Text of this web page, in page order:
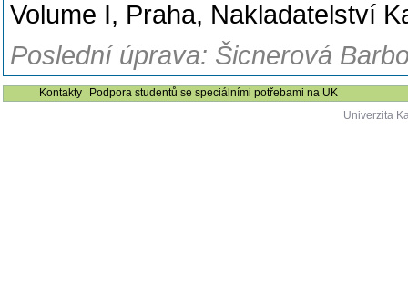
Volume I, Praha, Nakladatelství
Poslední úprava: Šicnerová
Kontakty
Podpora studentů se speciálními potřebami na UK
Univerzita